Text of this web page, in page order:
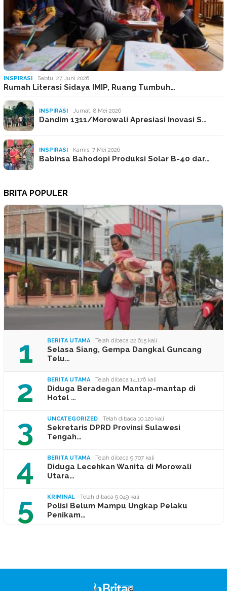
INSPIRASI Sabtu, 27 Juni 2026
Rumah Literasi Sidaya IMIP, Ruang Tumbuh…
INSPIRASI Jumat, 8 Mei 2026
Dandim 1311/Morowali Apresiasi Inovasi S…
INSPIRASI Kamis, 7 Mei 2026
Babinsa Bahodopi Produksi Solar B-40 dar…
BRITA POPULER
1 BERITA UTAMA Telah dibaca 22,615 kali
Selasa Siang, Gempa Dangkal Guncang
Telu…
2 BERITA UTAMA Telah dibaca 14,176 kali
Diduga Beradegan Mantap-mantap di
Hotel …
3 UNCATEGORIZED Telah dibaca 10,120 kali
Sekretaris DPRD Provinsi Sulawesi
Tengah…
4 BERITA UTAMA Telah dibaca 9,707 kali
Diduga Lecehkan Wanita di Morowali
Utara…
5 KRIMINAL Telah dibaca 9,049 kali
Polisi Belum Mampu Ungkap Pelaku
Penikam…